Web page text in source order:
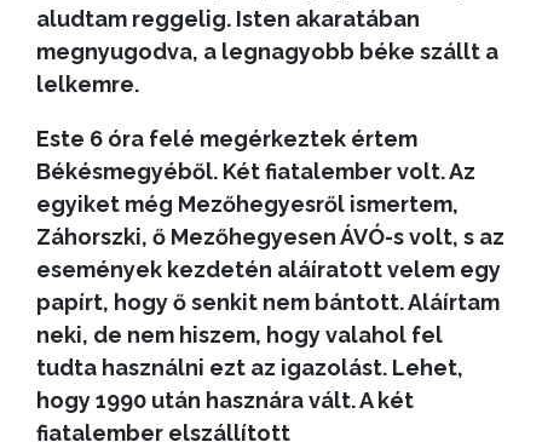
aludtam reggelig. Isten akaratában
megnyugodva, a legnagyobb béke szállt a
lelkemre.
Este 6 óra felé megérkeztek értem
Békésmegyéből. Két fiatalember volt. Az
egyiket még Mezőhegyesről ismertem,
Záhorszki, ő Mezőhegyesen ÁVÓ-s volt, s az
események kezdetén aláíratott velem egy
papírt, hogy ő senkit nem bántott. Aláírtam
neki, de nem hiszem, hogy valahol fel
tudta használni ezt az igazolást. Lehet,
hogy 1990 után hasznára vált. A két
fiatalember elszállított